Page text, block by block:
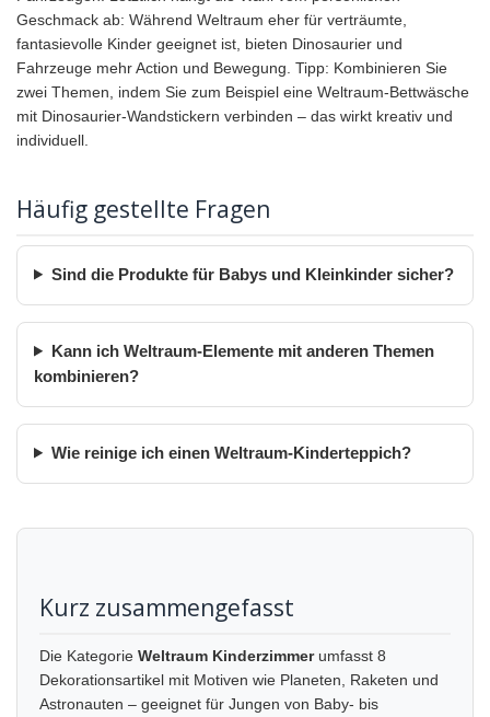
Geschmack ab: Während Weltraum eher für verträumte,
fantasievolle Kinder geeignet ist, bieten Dinosaurier und
Fahrzeuge mehr Action und Bewegung. Tipp: Kombinieren Sie
zwei Themen, indem Sie zum Beispiel eine Weltraum-Bettwäsche
mit Dinosaurier-Wandstickern verbinden – das wirkt kreativ und
individuell.
Häufig gestellte Fragen
Sind die Produkte für Babys und Kleinkinder sicher?
Kann ich Weltraum-Elemente mit anderen Themen
kombinieren?
Wie reinige ich einen Weltraum-Kinderteppich?
Kurz zusammengefasst
Die Kategorie Weltraum Kinderzimmerumfasst 8
Dekorationsartikel mit Motiven wie Planeten, Raketen und
Astronauten – geeignet für Jungen von Baby- bis